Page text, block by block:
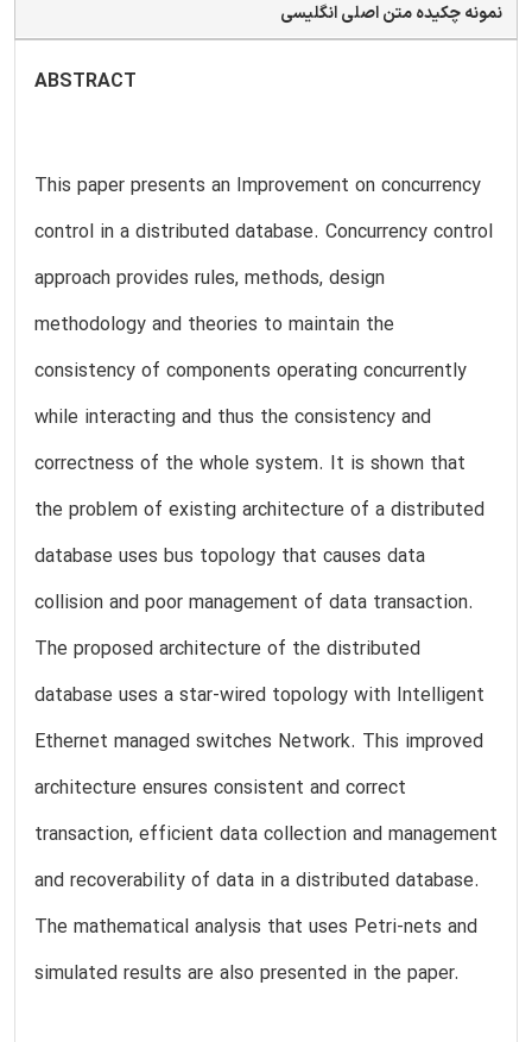
نمونه چکیده متن اصلی انگلیسی
ABSTRACT
This paper presents an Improvement on concurrency
control in a distributed database. Concurrency control
approach provides rules, methods, design
methodology and theories to maintain the
consistency of components operating concurrently
while interacting and thus the consistency and
correctness of the whole system. It is shown that
the problem of existing architecture of a distributed
database uses bus topology that causes data
collision and poor management of data transaction.
The proposed architecture of the distributed
database uses a star-wired topology with Intelligent
Ethernet managed switches Network. This improved
architecture ensures consistent and correct
transaction, efficient data collection and management
and recoverability of data in a distributed database.
The mathematical analysis that uses Petri-nets and
simulated results are also presented in the paper.